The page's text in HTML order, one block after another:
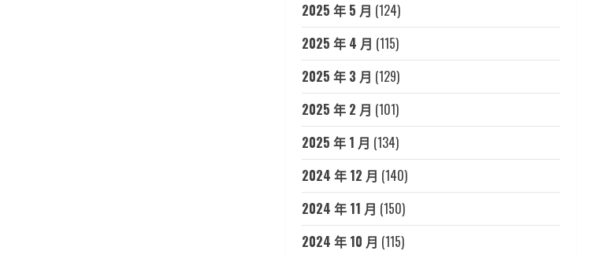
2025 年 5 月 (124)
2025 年 4 月 (115)
2025 年 3 月 (129)
2025 年 2 月 (101)
2025 年 1 月 (134)
2024 年 12 月 (140)
2024 年 11 月 (150)
2024 年 10 月 (115)